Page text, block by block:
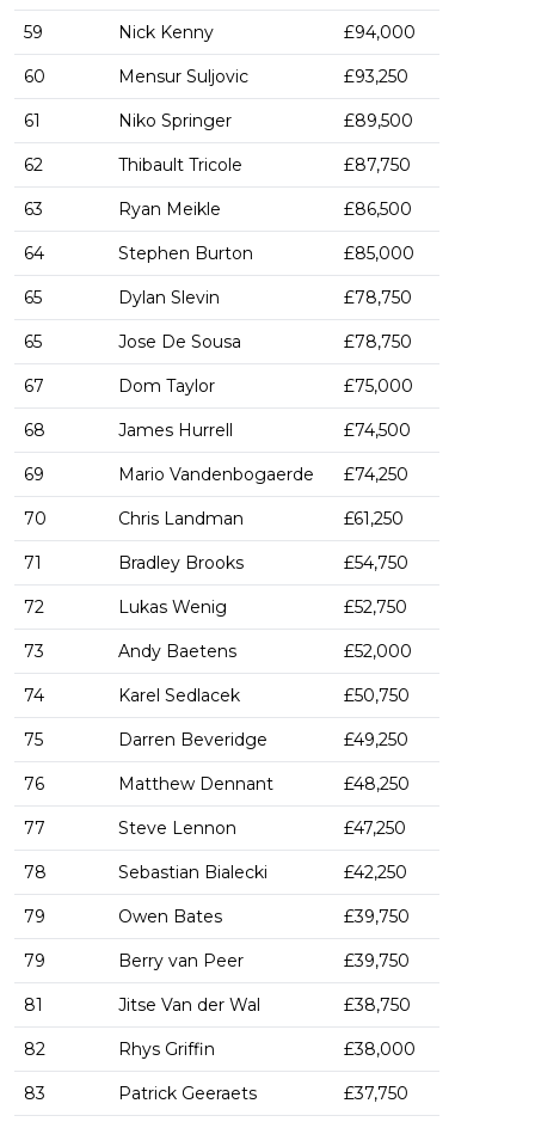
59 Nick Kenny £94,000
60 Mensur Suljovic £93,250
61 Niko Springer £89,500
62 Thibault Tricole £87,750
63 Ryan Meikle £86,500
64 Stephen Burton £85,000
65 Dylan Slevin £78,750
65 Jose De Sousa £78,750
67 Dom Taylor £75,000
68 James Hurrell £74,500
69 Mario Vandenbogaerde £74,250
70 Chris Landman £61,250
71 Bradley Brooks £54,750
72 Lukas Wenig £52,750
73 Andy Baetens £52,000
74 Karel Sedlacek £50,750
75 Darren Beveridge £49,250
76 Matthew Dennant £48,250
77 Steve Lennon £47,250
78 Sebastian Bialecki £42,250
79 Owen Bates £39,750
79 Berry van Peer £39,750
81 Jitse Van der Wal £38,750
82 Rhys Griffin £38,000
83 Patrick Geeraets £37,750